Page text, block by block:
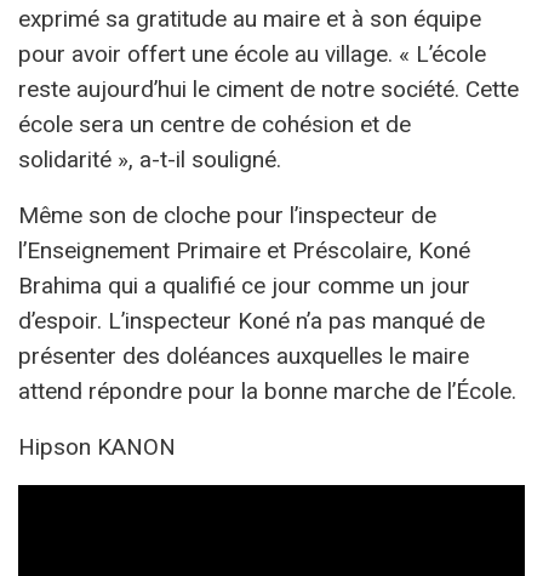
exprimé sa gratitude au maire et à son équipe
pour avoir offert une école au village. « L’école
reste aujourd’hui le ciment de notre société. Cette
école sera un centre de cohésion et de
solidarité », a-t-il souligné.
Même son de cloche pour l’inspecteur de
l’Enseignement Primaire et Préscolaire, Koné
Brahima qui a qualifié ce jour comme un jour
d’espoir. L’inspecteur Koné n’a pas manqué de
présenter des doléances auxquelles le maire
attend répondre pour la bonne marche de l’École.
Hipson KANON